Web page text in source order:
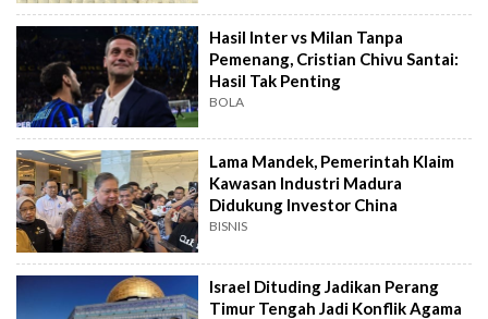
Hasil Inter vs Milan Tanpa
Pemenang, Cristian Chivu Santai:
Hasil Tak Penting
BOLA
Lama Mandek, Pemerintah Klaim
Kawasan Industri Madura
Didukung Investor China
BISNIS
Israel Dituding Jadikan Perang
Timur Tengah Jadi Konflik Agama